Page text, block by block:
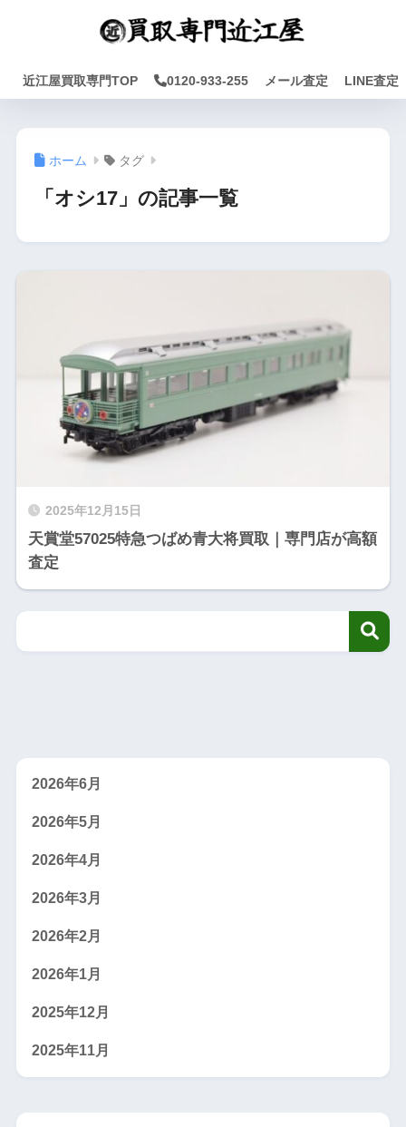
近江屋買取専門TOP 0120-933-255 メール査定 LINE査定
ホーム タグ
「オシ17」の記事一覧
2025年12月15日
天賞堂57025特急つばめ青大将買取｜専門店が高額
査定
2026年6月
2026年5月
2026年4月
2026年3月
2026年2月
2026年1月
2025年12月
2025年11月